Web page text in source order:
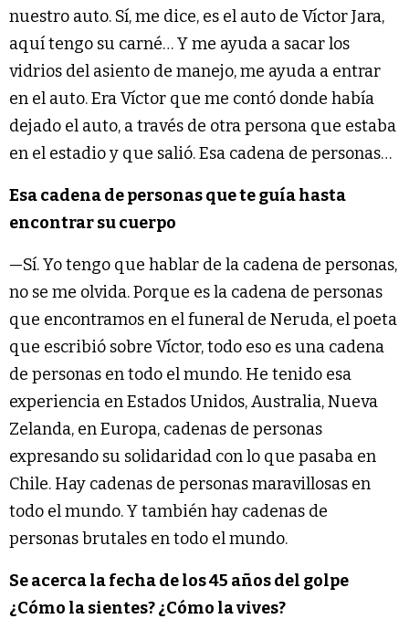
nuestro auto. Sí, me dice, es el auto de Víctor Jara,
aquí tengo su carné… Y me ayuda a sacar los
vidrios del asiento de manejo, me ayuda a entrar
en el auto. Era Víctor que me contó donde había
dejado el auto, a través de otra persona que estaba
en el estadio y que salió. Esa cadena de personas…
Esa cadena de personas que te guía hasta
encontrar su cuerpo
—Sí. Yo tengo que hablar de la cadena de personas,
no se me olvida. Porque es la cadena de personas
que encontramos en el funeral de Neruda, el poeta
que escribió sobre Víctor, todo eso es una cadena
de personas en todo el mundo. He tenido esa
experiencia en Estados Unidos, Australia, Nueva
Zelanda, en Europa, cadenas de personas
expresando su solidaridad con lo que pasaba en
Chile. Hay cadenas de personas maravillosas en
todo el mundo. Y también hay cadenas de
personas brutales en todo el mundo.
Se acerca la fecha de los 45 años del golpe
¿Cómo la sientes? ¿Cómo la vives?